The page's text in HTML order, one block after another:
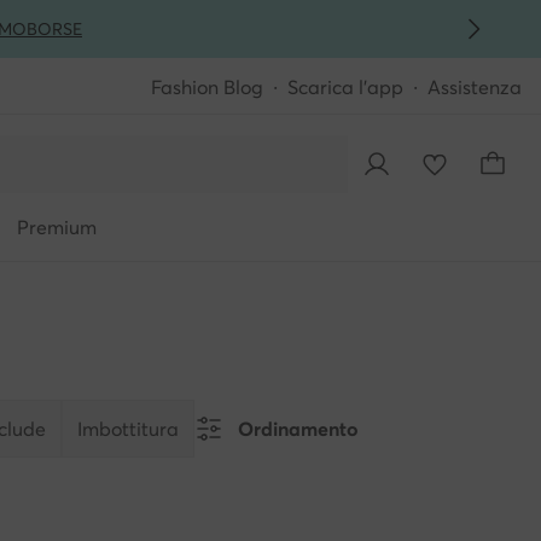
BORSE
Fashion Blog Scarica l'app Assistenza
Premium
Imbottitura Ordinamento